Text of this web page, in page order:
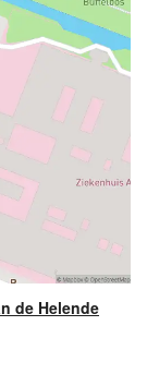
de Helende